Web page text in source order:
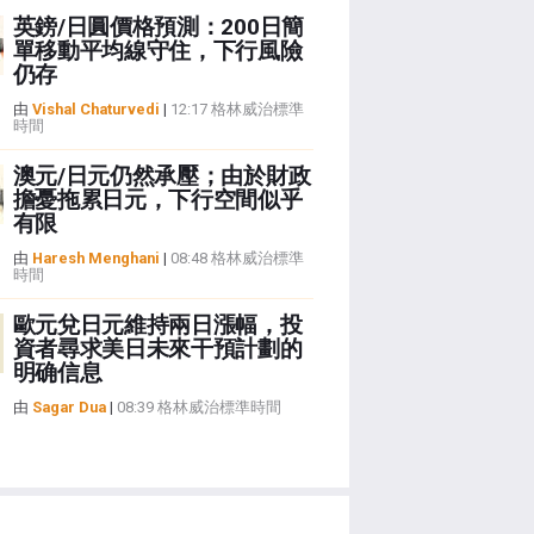
英鎊/日圓價格預測：200日簡
單移動平均線守住，下行風險
仍存
由 Vishal Chaturvedi | 12:17 格林威治標準
時間
澳元/日元仍然承壓；由於財政
擔憂拖累日元，下行空間似乎
有限
由 Haresh Menghani | 08:48 格林威治標準
時間
歐元兌日元維持兩日漲幅，投
資者尋求美日未來干預計劃的
明确信息
由 Sagar Dua| 08:39 格林威治標準時間